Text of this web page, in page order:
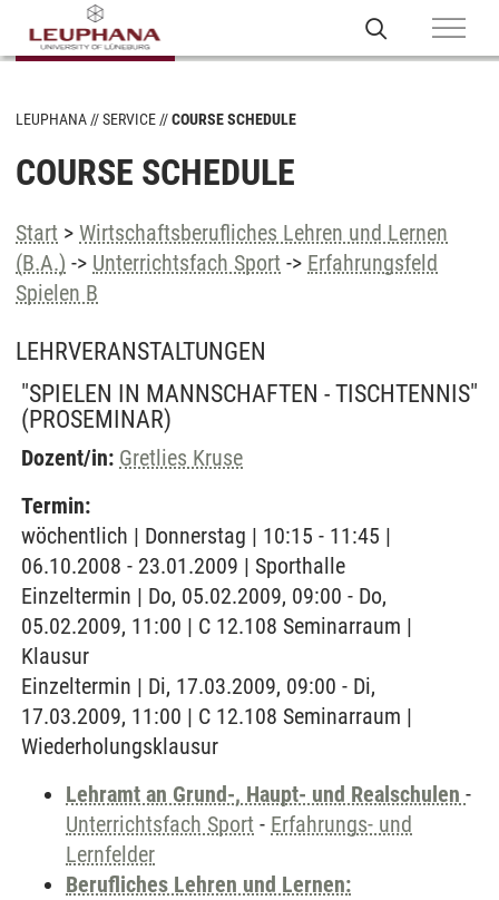
LEUPHANA SERVICE COURSE SCHEDULE
COURSE SCHEDULE
Start > Wirtschaftsberufliches Lehren und Lernen
(B.A.) -> Unterrichtsfach Sport -> Erfahrungsfeld
Spielen B
LEHRVERANSTALTUNGEN
"SPIELEN IN MANNSCHAFTEN - TISCHTENNIS"
(PROSEMINAR)
Dozent/in: Gretlies Kruse
Termin:
wöchentlich | Donnerstag | 10:15 - 11:45 |
06.10.2008 - 23.01.2009 | Sporthalle
Einzeltermin | Do, 05.02.2009, 09:00 - Do,
05.02.2009, 11:00 | C 12.108 Seminarraum |
Klausur
Einzeltermin | Di, 17.03.2009, 09:00 - Di,
17.03.2009, 11:00 | C 12.108 Seminarraum |
Wiederholungsklausur
Lehramt an Grund-, Haupt- und Realschulen -
Unterrichtsfach Sport - Erfahrungs- und
Lernfelder
Berufliches Lehren und Lernen: